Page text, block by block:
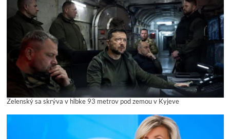
Zelenský sa skrýva v hĺbke 93 metrov pod zemou v Kyjeve